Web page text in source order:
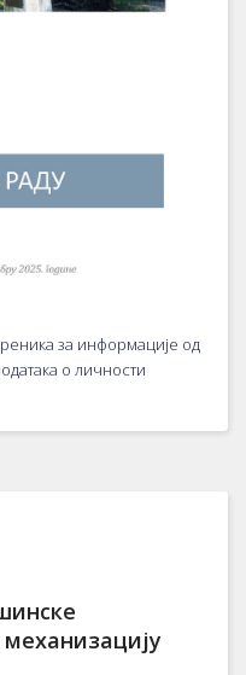
за информације од
о личности
механизацију